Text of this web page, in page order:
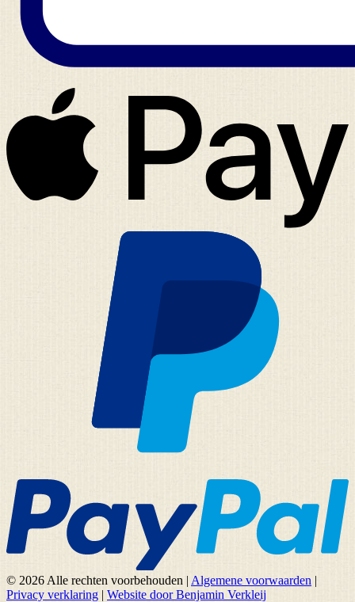
© 2026 Alle rechten voorbehouden | Algemene voorwaarden |
Privacy verklaring | Website door Benjamin Verkleij